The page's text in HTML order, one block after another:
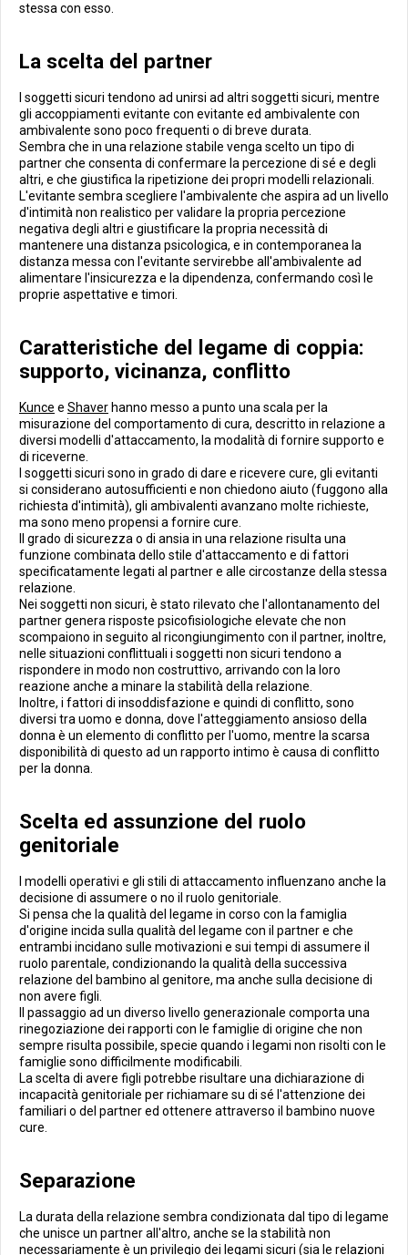
stessa con esso.
La scelta del partner
I soggetti sicuri tendono ad unirsi ad altri soggetti sicuri, mentre
gli accoppiamenti evitante con evitante ed ambivalente con
ambivalente sono poco frequenti o di breve durata.
Sembra che in una relazione stabile venga scelto un tipo di
partner che consenta di confermare la percezione di sé e degli
altri, e che giustifica la ripetizione dei propri modelli relazionali.
L'evitante sembra scegliere l'ambivalente che aspira ad un livello
d'intimità non realistico per validare la propria percezione
negativa degli altri e giustificare la propria necessità di
mantenere una distanza psicologica, e in contemporanea la
distanza messa con l'evitante servirebbe all'ambivalente ad
alimentare l'insicurezza e la dipendenza, confermando così le
proprie aspettative e timori.
Caratteristiche del legame di coppia:
supporto, vicinanza, conflitto
Kunce e Shaver hanno messo a punto una scala per la
misurazione del comportamento di cura, descritto in relazione a
diversi modelli d'attaccamento, la modalità di fornire supporto e
di riceverne.
I soggetti sicuri sono in grado di dare e ricevere cure, gli evitanti
si considerano autosufficienti e non chiedono aiuto (fuggono alla
richiesta d'intimità), gli ambivalenti avanzano molte richieste,
ma sono meno propensi a fornire cure.
Il grado di sicurezza o di ansia in una relazione risulta una
funzione combinata dello stile d'attaccamento e di fattori
specificatamente legati al partner e alle circostanze della stessa
relazione.
Nei soggetti non sicuri, è stato rilevato che l'allontanamento del
partner genera risposte psicofisiologiche elevate che non
scompaiono in seguito al ricongiungimento con il partner, inoltre,
nelle situazioni conflittuali i soggetti non sicuri tendono a
rispondere in modo non costruttivo, arrivando con la loro
reazione anche a minare la stabilità della relazione.
Inoltre, i fattori di insoddisfazione e quindi di conflitto, sono
diversi tra uomo e donna, dove l'atteggiamento ansioso della
donna è un elemento di conflitto per l'uomo, mentre la scarsa
disponibilità di questo ad un rapporto intimo è causa di conflitto
per la donna.
Scelta ed assunzione del ruolo
genitoriale
I modelli operativi e gli stili di attaccamento influenzano anche la
decisione di assumere o no il ruolo genitoriale.
Si pensa che la qualità del legame in corso con la famiglia
d'origine incida sulla qualità del legame con il partner e che
entrambi incidano sulle motivazioni e sui tempi di assumere il
ruolo parentale, condizionando la qualità della successiva
relazione del bambino al genitore, ma anche sulla decisione di
non avere figli.
Il passaggio ad un diverso livello generazionale comporta una
rinegoziazione dei rapporti con le famiglie di origine che non
sempre risulta possibile, specie quando i legami non risolti con le
famiglie sono difficilmente modificabili.
La scelta di avere figli potrebbe risultare una dichiarazione di
incapacità genitoriale per richiamare su di sé l'attenzione dei
familiari o del partner ed ottenere attraverso il bambino nuove
cure.
Separazione
La durata della relazione sembra condizionata dal tipo di legame
che unisce un partner all'altro, anche se la stabilità non
necessariamente è un privilegio dei legami sicuri (sia le relazioni